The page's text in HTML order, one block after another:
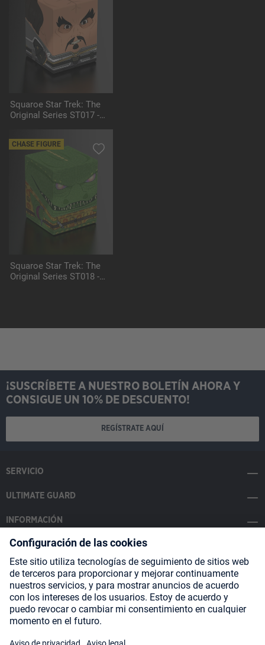
Squaroe Star Trek: The
Original Series ST017 -
CHASE FIGURE
Squaroe Star Trek: The
Original Series ST018 -
¡SUSCRÍBETE A NUESTRO BOLETÍN AHORA Y
CONSIGUE UN 10% DE DESCUENTO!
REGÍSTRATE AQUÍ
SERVICIO
ULTIMATE GUARD
INFORMACIÓN
SOCIAL MEDIA
Payment Methods